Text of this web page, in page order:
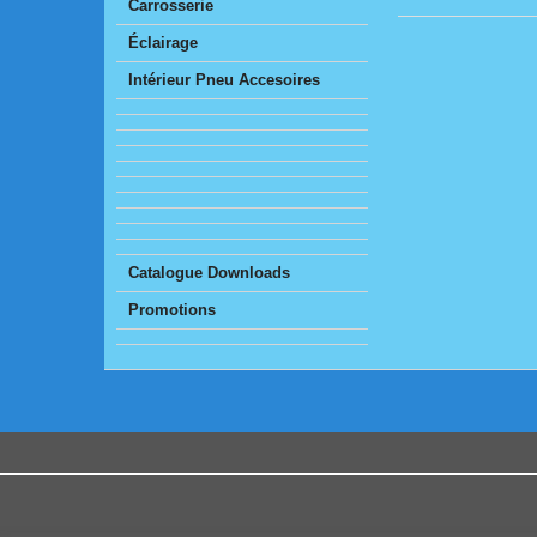
Carrosserie
Éclairage
Intérieur Pneu Accesoires
Catalogue Downloads
Promotions